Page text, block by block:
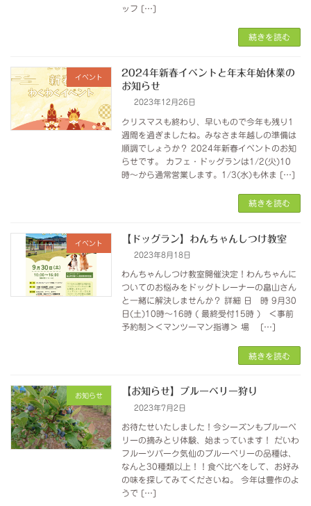
ッフ […]
続きを読む
イベント
2024年新春イベントと年末年始休業の
お知らせ
2023年12月26日
クリスマスも終わり、早いもので今年も残り1
週間を過ぎましたね。みなさま年越しの準備は
順調でしょうか？ 2024年新春イベントのお知
らせです。 カフェ・ドッグランは1/2(火)10
時〜から通常営業します。1/3(水)も休ま […]
続きを読む
イベント 【ドッグラン】わんちゃんしつけ教室
2023年8月18日
わんちゃんしつけ教室開催決定！わんちゃんに
ついてのお悩みをドッグトレーナーの畠山さん
と一緒に解決しませんか？ 詳細 日 時 9月30
日(土)10時～16時 ( 最終受付15時 ) ＜事前
予約制＞＜マンツーマン指導＞ 場 […]
続きを読む
お知らせ 【お知らせ】ブルーベリー狩り
2023年7月2日
お待たせいたしました！今シーズンもブルーベ
リーの摘みとり体験、始まっています！ だいわ
フルーツパーク気仙のブルーベリーの品種は、
なんと30種類以上！！食べ比べをして、お好み
の味を探してみてくださいね。 今年は豊作のよ
うで […]